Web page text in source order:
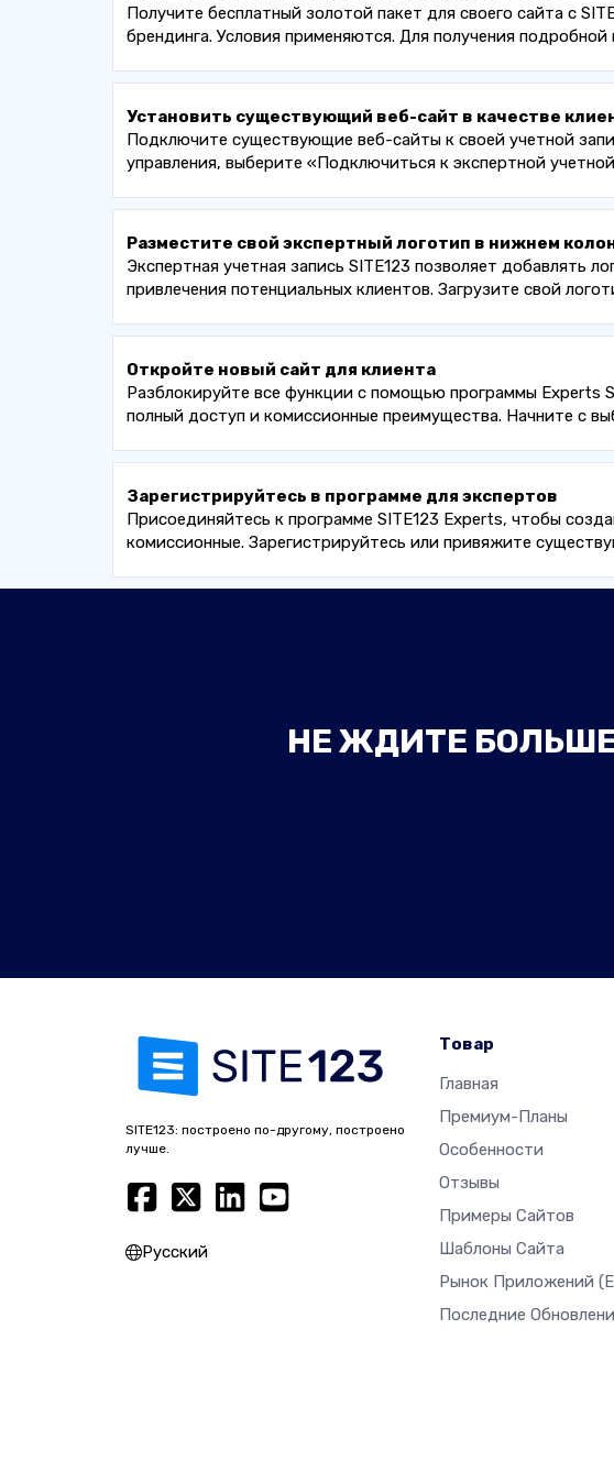
Получите бесплатный золотой пакет для своего сайта с
брендинга. Условия применяются. Для получения
Установить существующий веб-сайт в качестве
Подключите существующие веб-сайты к своей учетной
управления, выберите «Подключиться к экспертной
Разместите свой экспертный логотип в нижнем
Экспертная учетная запись SITE123 позволяет добавлять
привлечения потенциальных клиентов. Загрузите свой
Откройте новый сайт для клиента
Разблокируйте все функции с помощью программы Experts
полный доступ и комиссионные преимущества. Начните с
Зарегистрируйтесь в программе для экспертов
Присоединяйтесь к программе SITE123 Experts, чтобы
комиссионные. Зарегистрируйтесь или привяжите
НЕ ЖДИТЕ
SITE123: построено по-другому, построено
лучше.
Русский
Товар
Главная
Премиум-Планы
Особенности
Отзывы
Примеры Сайтов
Шаблоны Сайта
Рынок Приложений
Последние